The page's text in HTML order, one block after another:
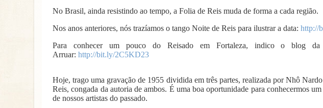
No Brasil, ainda resistindo ao tempo, a Folia de Reis muda de forma a cada região.
Nos anos anteriores, nós trazíamos o tango Noite de Reis para ilustrar a data: http://
Para conhecer um pouco do Reisado em Fortaleza, indico o blog
Arruar: http://bit.ly/2C5KD23
Hoje, trago uma gravação de 1955 dividida em três partes, realizada por Nhô
Reis, congada da autoria de ambos. É uma boa oportunidade para conhecermos
de nossos artistas do passado.